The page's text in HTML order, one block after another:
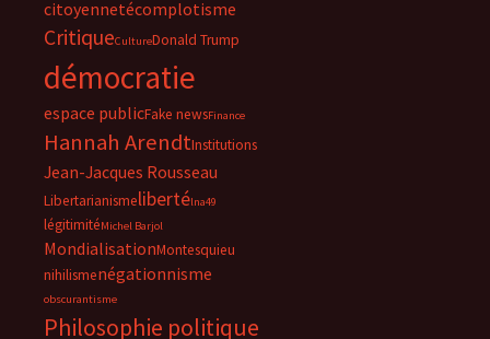
citoyennetécomplotisme
CritiqueCultureDonald Trump
démocratie
espace publicFake newsFinance
Hannah ArendtInstitutions
Jean-Jacques Rousseau
Libertarianismelibertélna49
légitimitéMichel Barjol
MondialisationMontesquieu
nihilismenégationnisme
obscurantisme
Philosophie politique